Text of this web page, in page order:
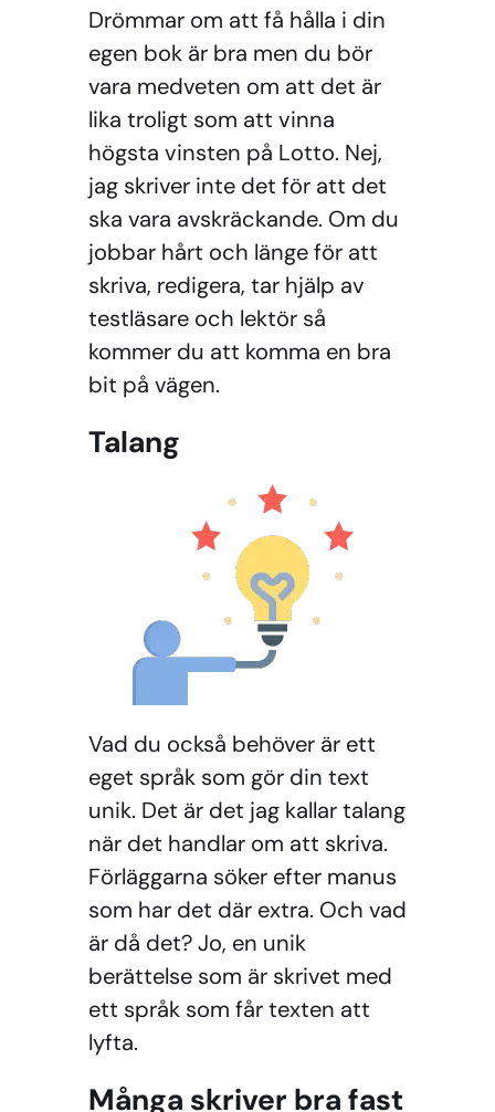
Drömmar om att få hålla i din
egen bok är bra men du bör
vara medveten om att det är
lika troligt som att vinna
högsta vinsten på Lotto. Nej,
jag skriver inte det för att det
ska vara avskräckande. Om du
jobbar hårt och länge för att
skriva, redigera, tar hjälp av
testläsare och lektör så
kommer du att komma en bra
bit på vägen.
Talang
Vad du också behöver är ett
eget språk som gör din text
unik. Det är det jag kallar talang
när det handlar om att skriva.
Förläggarna söker efter manus
som har det där extra. Och vad
är då det? Jo, en unik
berättelse som är skrivet med
ett språk som får texten att
lyfta.
Många skriver bra fast